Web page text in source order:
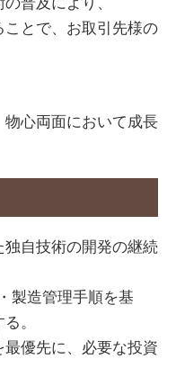
とで、お取引先様の
心両面において成長
自技術の開発の継続
製造管理手順を基
。
優先に、必要な投資